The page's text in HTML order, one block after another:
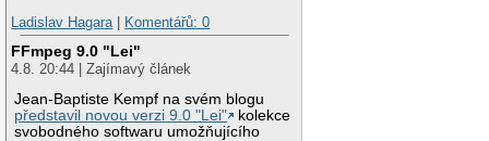
Ladislav Hagara| Komentářů: 0
FFmpeg 9.0 "Lei"
4.8. 20:44 | Zajímavý článek
Jean-Baptiste Kempf na svém blogu
představil novou verzi 9.0 "Lei"
kolekce
svobodného softwaru umožňujícího